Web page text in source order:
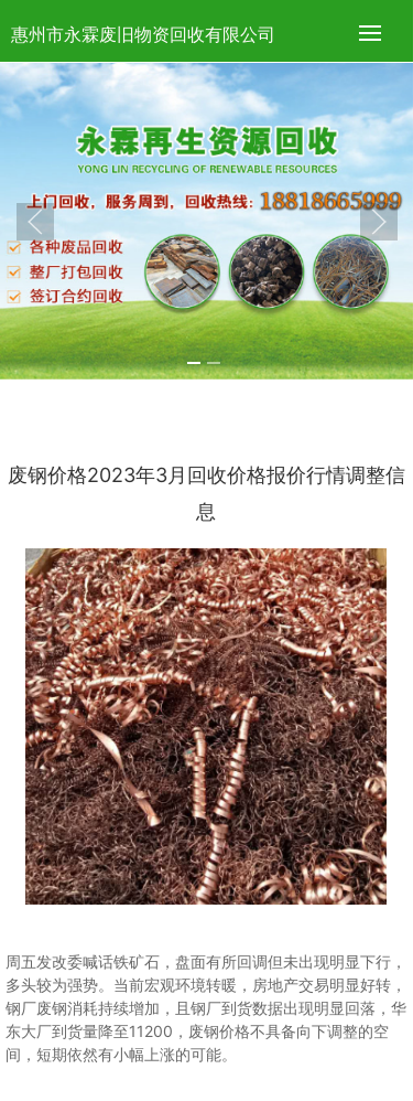
惠州市永霖废旧物资回收有限公司
废钢价格2023年3月回收价格报价行情调整信
息
周五发改委喊话铁矿石，盘面有所回调但未出现明显下行，
多头较为强势。当前宏观环境转暖，房地产交易明显好转，
钢厂废钢消耗持续增加，且钢厂到货数据出现明显回落，华
东大厂到货量降至11200，废钢价格不具备向下调整的空
间，短期依然有小幅上涨的可能。